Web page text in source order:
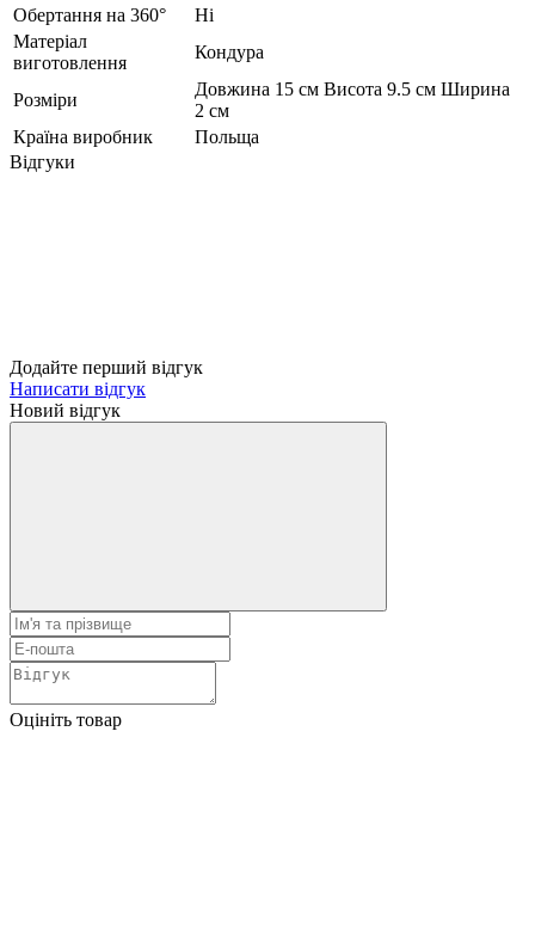
Обертання на 360°
Ні
Матеріал
виготовлення
Кондура
Розміри
Довжина 15 см Висота 9.5 см Ширина
2 см
Країна виробник
Польща
Відгуки
Додайте перший відгук
Написати відгук
Новий відгук
Оцініть товар